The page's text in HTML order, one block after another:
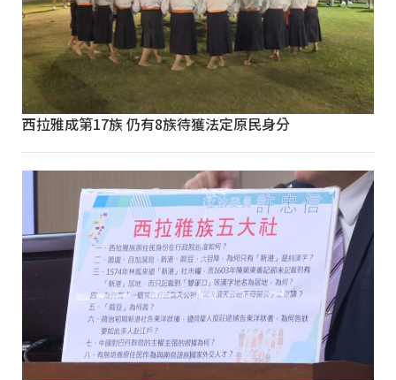
西拉雅成第17族 仍有8族待獲法定原民身分